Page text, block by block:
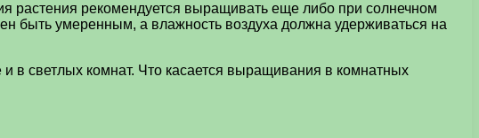
растения рекомендуется выращивать еще либо при солнечном
быть умеренным, а влажность воздуха должна удерживаться на
в светлых комнат. Что касается выращивания в комнатных